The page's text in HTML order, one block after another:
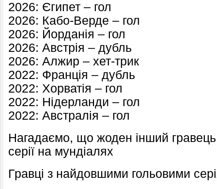
2026: Єгипет – гол
2026: Кабо-Верде – гол
2026: Йорданія – гол
2026: Австрія – дубль
2026: Алжир – хет-трик
2022: Франція – дубль
2022: Хорватія – гол
2022: Нідерланди – гол
2022: Австралія – гол
Нагадаємо, що жоден інший гравець
серії на мундіалях
Гравці з найдовшими гольовими